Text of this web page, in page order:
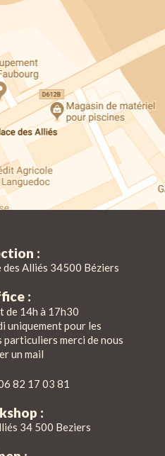
:
Alliés 34500 Béziers
:
de 14h à 17h30
uniquement pour les
merci de nous
un mail
82 17 03 81
:
34 500 Beziers